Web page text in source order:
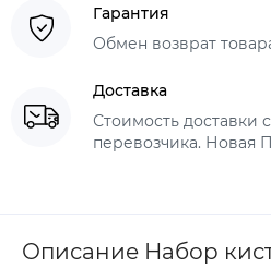
Гарантия
Обмен возврат
Доставка
Стоимость доставки
перевозчика. Новая
Описание Набор